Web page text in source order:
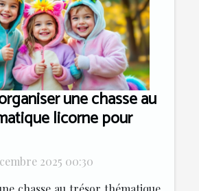
une chasse au
licorne pour
2025 00:30